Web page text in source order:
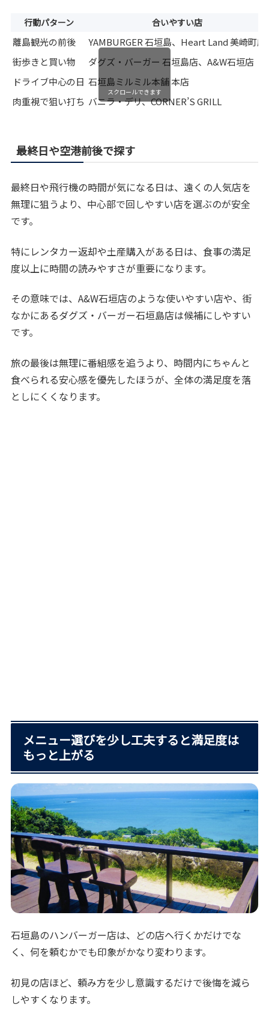
行動パターン 合いやすい店
離島観光の前後
YAMBURGER 石垣島、Heart Land 美崎町店
街歩きと買い物
ダグズ・バーガー 石垣島店、A&W石垣店
ドライブ中心の日 石垣島ミルミル本舗 本店
肉重視で狙い打ち バニラ・デリ、CORNER’S GRILL
スクロールできます
最終日や空港前後で探す
最終日や飛行機の時間が気になる日は、遠くの人気店を
無理に狙うより、中心部で回しやすい店を選ぶのが安全
です。
特にレンタカー返却や土産購入がある日は、食事の満足
度以上に時間の読みやすさが重要になります。
その意味では、A&W石垣店のような使いやすい店や、街
なかにあるダグズ・バーガー石垣島店は候補にしやすい
です。
旅の最後は無理に番組感を追うより、時間内にちゃんと
食べられる安心感を優先したほうが、全体の満足度を落
としにくくなります。
メニュー選びを少し工夫すると満足度は
もっと上がる
石垣島のハンバーガー店は、どの店へ行くかだけでな
く、何を頼むかでも印象がかなり変わります。
初見の店ほど、頼み方を少し意識するだけで後悔を減ら
しやすくなります。